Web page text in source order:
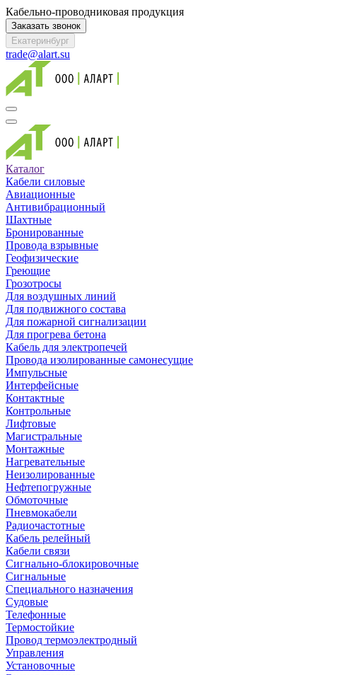
Кабельно-проводниковая продукция
Заказать звонок
Екатеринбург
trade@alart.su
Каталог
Кабели силовые
Авиационные
Антивибрационный
Шахтные
Бронированные
Провода взрывные
Геофизические
Греющие
Грозотросы
Для воздушных линий
Для подвижного состава
Для пожарной сигнализации
Для прогрева бетона
Кабель для электропечей
Провода изолированные самонесущие
Импульсные
Интерфейсные
Контактные
Контрольные
Лифтовые
Магистральные
Монтажные
Нагревательные
Неизолированные
Нефтепогружные
Обмоточные
Пневмокабели
Радиочастотные
Кабель релейный
Кабели связи
Сигнально-блокировочные
Сигнальные
Специального назначения
Судовые
Телефонные
Термостойкие
Провод термоэлектродный
Управления
Установочные